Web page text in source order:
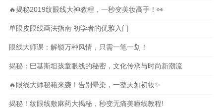
🔥揭秘2019纹眼线大神教程，一秒变美妆高手！👀
单眼皮眼线画法指南 初学者的优雅入门
眼线大师课：解锁万种风情，只需一笔一划！
揭秘：巴基斯坦孩童眼线的秘密，文化传承与时尚新潮流
🔥眼线大师秘籍来袭！告别晕染，一整天如初妆✨
揭秘！纹眼线敷麻药大揭秘，秒变无痛美瞳线教程!